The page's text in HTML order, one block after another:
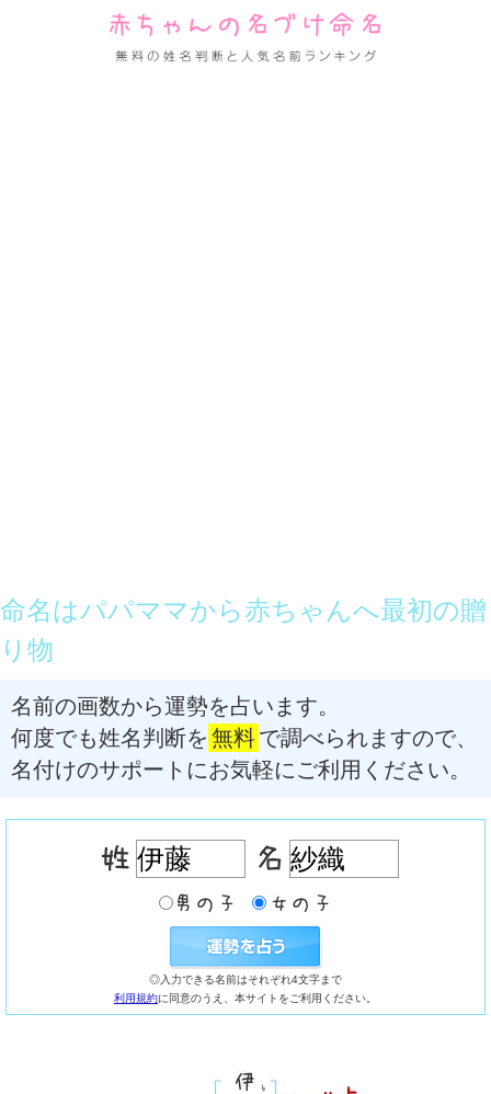
命名はパパママから赤ちゃんへ最初の贈
り物
名前の画数から運勢を占います。
何度でも姓名判断を 無料で調べられますので、
名付けのサポートにお気軽にご利用ください。
◎入力できる名前はそれぞれ4文字まで
利用規約に同意のうえ、本サイトをご利用ください。